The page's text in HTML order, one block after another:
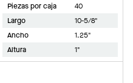
Piezas por caja
40
Largo
10-5/8"
Ancho
1.25"
Altura
1"